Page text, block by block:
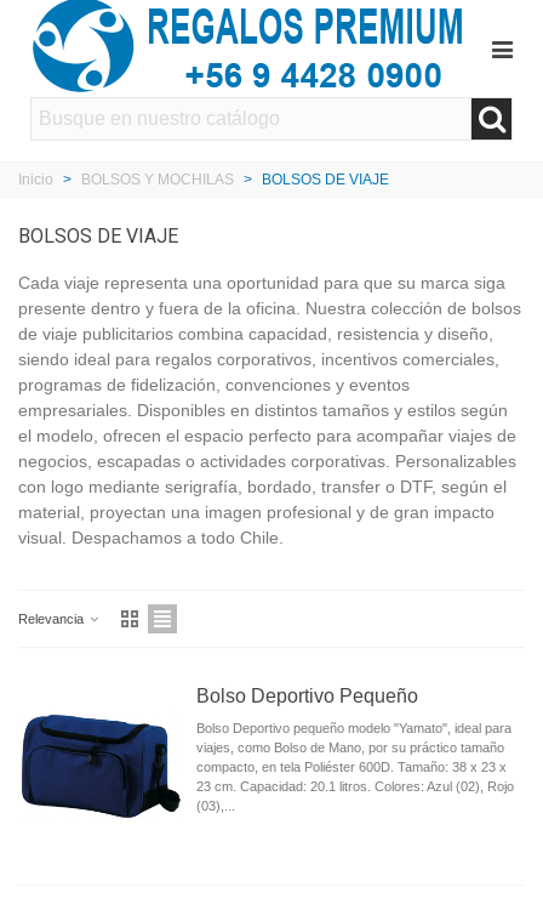
Inicio > BOLSOS Y MOCHILAS > BOLSOS DE VIAJE
BOLSOS DE VIAJE
Cada viaje representa una oportunidad para que su marca siga
presente dentro y fuera de la oficina. Nuestra colección de bolsos
de viaje publicitarios combina capacidad, resistencia y diseño,
siendo ideal para regalos corporativos, incentivos comerciales,
programas de fidelización, convenciones y eventos
empresariales. Disponibles en distintos tamaños y estilos según
el modelo, ofrecen el espacio perfecto para acompañar viajes de
negocios, escapadas o actividades corporativas. Personalizables
con logo mediante serigrafía, bordado, transfer o DTF, según el
material, proyectan una imagen profesional y de gran impacto
visual. Despachamos a todo Chile.
Relevancia
Bolso Deportivo Pequeño
Bolso Deportivo pequeño modelo "Yamato", ideal para
viajes, como Bolso de Mano, por su práctico tamaño
compacto, en tela Poliéster 600D. Tamaño: 38 x 23 x
23 cm. Capacidad: 20.1 litros. Colores: Azul (02), Rojo
(03),...